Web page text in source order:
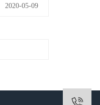
2020-05-09